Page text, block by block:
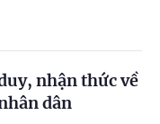
nhận thức về
dân